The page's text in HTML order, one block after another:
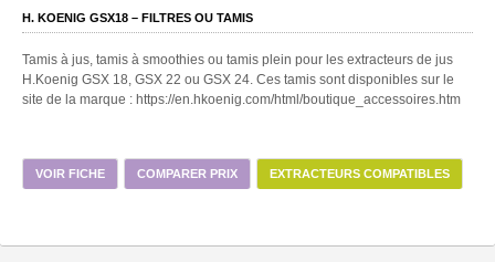
H. KOENIG GSX18 – FILTRES OU TAMIS
Tamis à jus, tamis à smoothies ou tamis plein pour les extracteurs de jus
H.Koenig GSX 18, GSX 22 ou GSX 24. Ces tamis sont disponibles sur le
site de la marque : https://en.hkoenig.com/html/boutique_accessoires.htm
VOIR FICHE COMPARER PRIX EXTRACTEURS COMPATIBLES